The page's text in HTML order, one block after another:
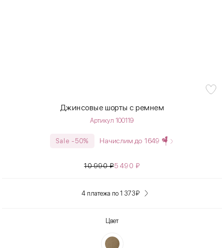
Джинсовые шорты с ремнем
Артикул 100119
Sale -50% Начислим до 1649
10 990₽5 490₽
4 платежа по 1 373₽
Цвет